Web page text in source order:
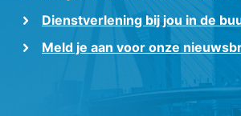
Dienstverlening bij jou in de
Meld je aan voor onze